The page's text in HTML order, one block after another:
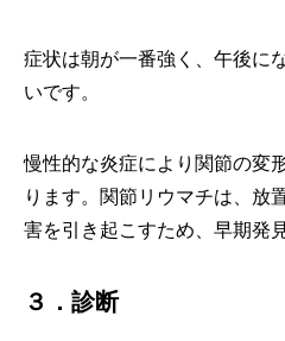
症状は朝が一番強く、午後に
いです。
慢性的な炎症により関節の変
ります。関節リウマチは、放
害を引き起こすため、早期発
３．診断